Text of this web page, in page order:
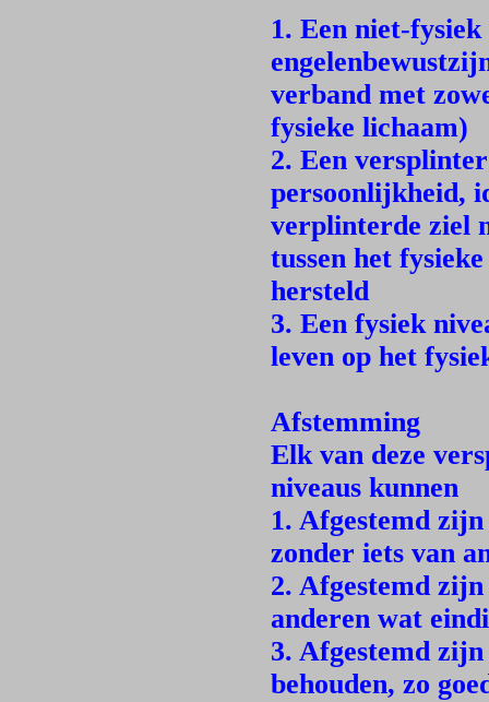
1. Een niet-
verband met
fysieke lichaam)
2. Een
persoonlijkheid,
verplinterde ziel
tussen het
hersteld
3. Een fysiek
leven op het
Afstemming
Elk van deze
niveaus kunnen
1. Afgestemd
zonder iets van
2. Afgestemd
anderen wat
3. Afgestemd
behouden, zo